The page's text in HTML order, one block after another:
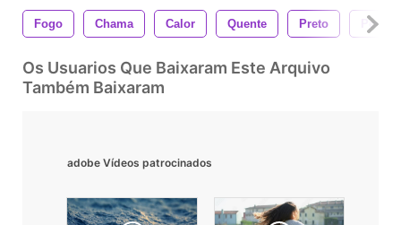
Fogo Chama Calor Quente Preto Perigo
Os Usuarios Que Baixaram Este Arquivo
Também Baixaram
adobe Vídeos patrocinados